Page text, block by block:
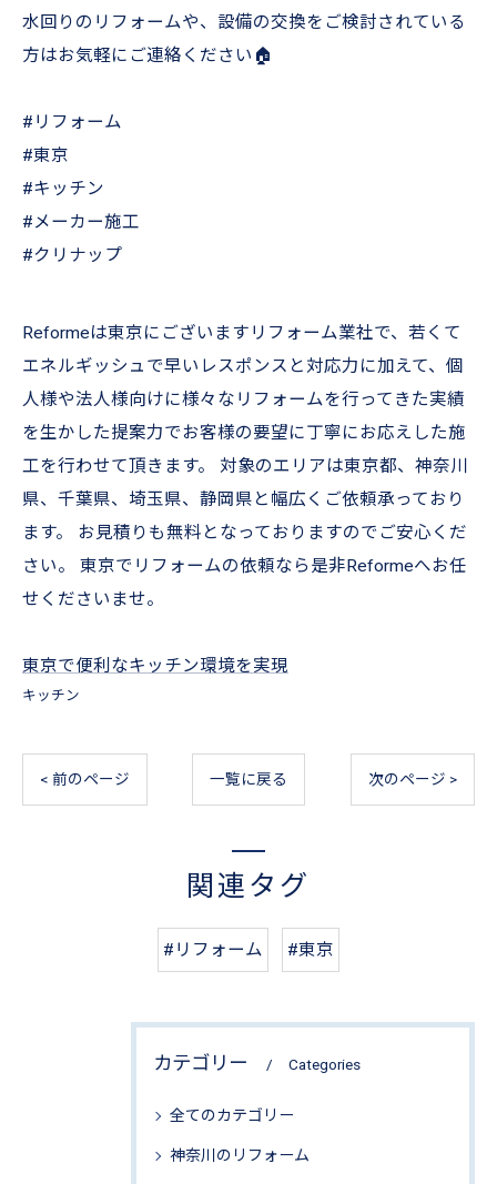
水回りのリフォームや、設備の交換をご検討されている
方はお気軽にご連絡ください🏠
#リフォーム
#東京
#キッチン
#メーカー施工
#クリナップ
Reformeは東京にございますリフォーム業社で、若くて
エネルギッシュで早いレスポンスと対応力に加えて、個
人様や法人様向けに様々なリフォームを行ってきた実績
を生かした提案力でお客様の要望に丁寧にお応えした施
工を行わせて頂きます。 対象のエリアは東京都、神奈川
県、千葉県、埼玉県、静岡県と幅広くご依頼承っており
ます。 お見積りも無料となっておりますのでご安心くだ
さい。 東京でリフォームの依頼なら是非Reformeへお任
せくださいませ。
東京で便利なキッチン環境を実現
キッチン
< 前のページ 一覧に戻る 次のページ >
関連タグ
#リフォーム #東京
カテゴリー Categories
全てのカテゴリー
神奈川のリフォーム